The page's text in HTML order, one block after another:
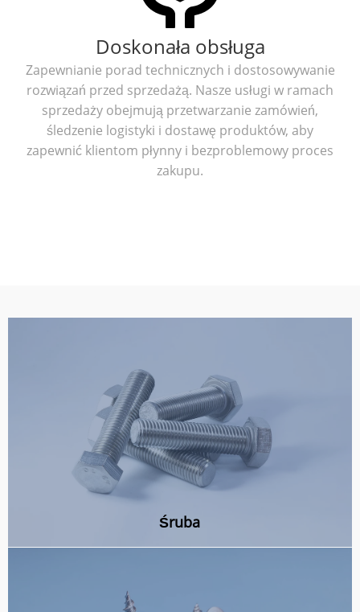
Doskonała obsługa
Zapewnianie porad technicznych i dostosowywanie
rozwiązań przed sprzedażą. Nasze usługi w ramach
sprzedaży obejmują przetwarzanie zamówień,
śledzenie logistyki i dostawę produktów, aby
zapewnić klientom płynny i bezproblemowy proces
zakupu.
Śruba